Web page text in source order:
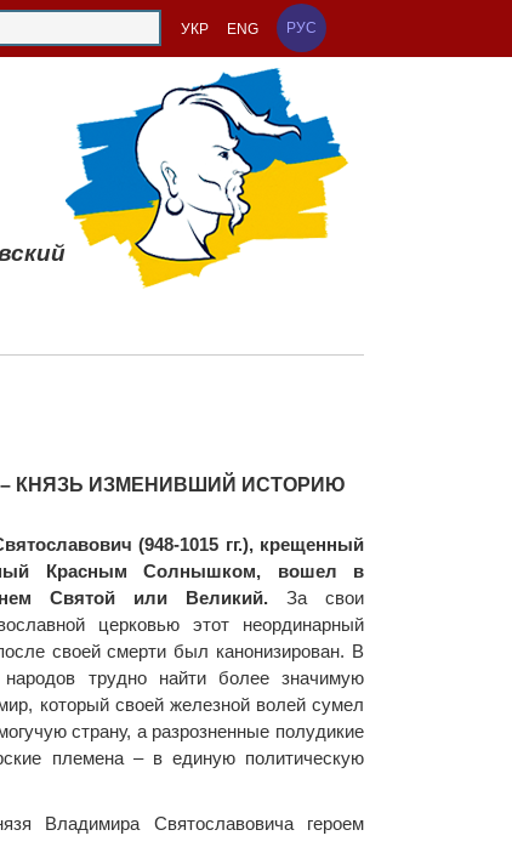
УКР ENG РУС
КНЯЗЬ ИЗМЕНИВШИЙ ИСТОРИЮ
(948-1015 гг.), крещенный
Красным Солнышком, вошел в
Святой или Великий. За свои
церковью этот неординарный
своей смерти был канонизирован. В
народов трудно найти более значимую
который своей железной волей сумел
страну, а разрозненные полудикие
племена – в единую политическую
Владимира Святославовича героем